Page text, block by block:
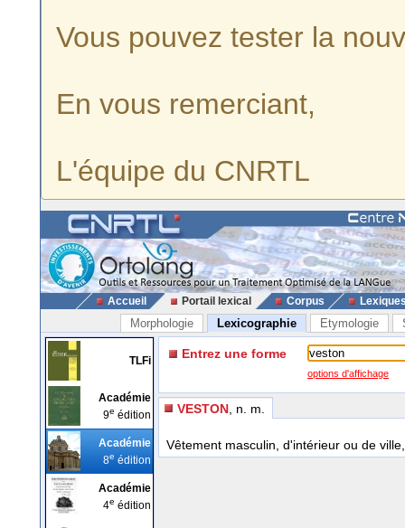
Vous pouvez tester la
En vous remerciant,
L'équipe du CNRTL
Accueil Portail lexical Corpus
Morphologie Lexicographie Etymologie
TLFi
Académie
9e édition
Académie
8e édition
Académie
4e édition
Entrez une forme
options d'affichage
VESTON , n. m.
Vêtement masculin, d'intérieur ou de